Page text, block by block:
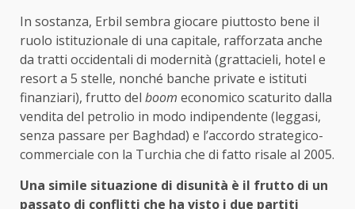
In sostanza, Erbil sembra giocare piuttosto bene il
ruolo istituzionale di una capitale, rafforzata anche
da tratti occidentali di modernità (grattacieli, hotel e
resort a 5 stelle, nonché banche private e istituti
finanziari), frutto del boom economico scaturito dalla
vendita del petrolio in modo indipendente (leggasi,
senza passare per Baghdad) e l’accordo strategico-
commerciale con la Turchia che di fatto risale al 2005.
Una simile situazione di disunità è il frutto di un
passato di conflitti che ha visto i due partiti